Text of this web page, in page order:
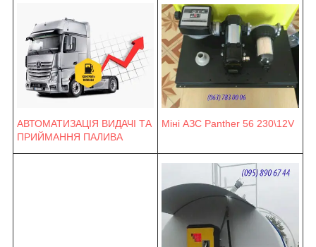
АВТОМАТИЗАЦІЯ ВИДАЧІ ТА
ПРИЙМАННЯ ПАЛИВА
Міні АЗС Panther 56 230\12V